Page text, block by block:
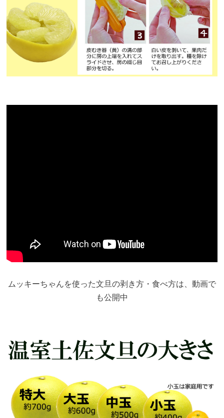
ムッキーちゃんを使った文旦の剥き方・食べ方は、動画で
も公開中